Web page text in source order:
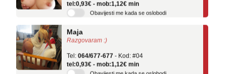
Obavijesti me kada se oslobodi
Razgovaram :)
tel:0,93€ - mob:1,12€ min
Obavijesti me kada se oslobodi